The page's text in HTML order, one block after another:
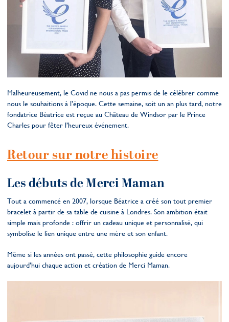
Malheureusement, le Covid ne nous a pas permis de le célébrer comme
nous le souhaitions à l’époque. Cette semaine, soit un an plus tard, notre
fondatrice Béatrice est reçue au Château de Windsor par le Prince
Charles pour fêter l’heureux événement.
Retour sur notre histoire
Les débuts de Merci Maman
Tout a commencé en 2007, lorsque Béatrice a créé son tout premier
bracelet à partir de sa table de cuisine à Londres. Son ambition était
simple mais profonde : offrir un cadeau unique et personnalisé, qui
symbolise le lien unique entre une mère et son enfant.
Même si les années ont passé, cette philosophie guide encore
aujourd’hui chaque action et création de Merci Maman.